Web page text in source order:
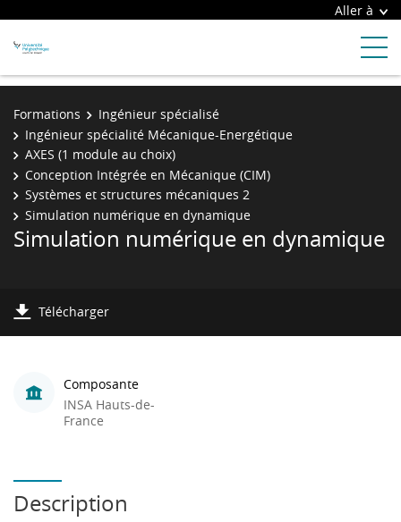
Aller à
Formations
Ingénieur spécialisé
Ingénieur spécialité Mécanique-Energétique
AXES (1 module au choix)
Conception Intégrée en Mécanique (CIM)
Systèmes et structures mécaniques 2
Simulation numérique en dynamique
Simulation numérique en dynamique
Télécharger
Composante
INSA Hauts-de-
France
Description